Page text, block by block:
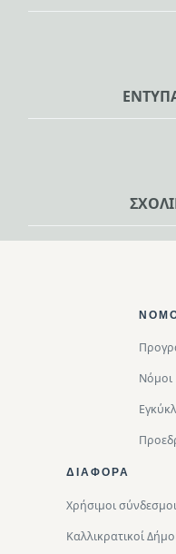
Νόμοι
ΔΙΑΦΟΡΑ
Χρήσιμοι σύνδεσμοι
Καλλικρατικοί